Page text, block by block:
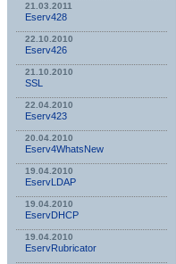
21.03.2011
Eserv428
22.10.2010
Eserv426
21.10.2010
SSL
22.04.2010
Eserv423
20.04.2010
Eserv4WhatsNew
19.04.2010
EservLDAP
19.04.2010
EservDHCP
19.04.2010
EservRubricator